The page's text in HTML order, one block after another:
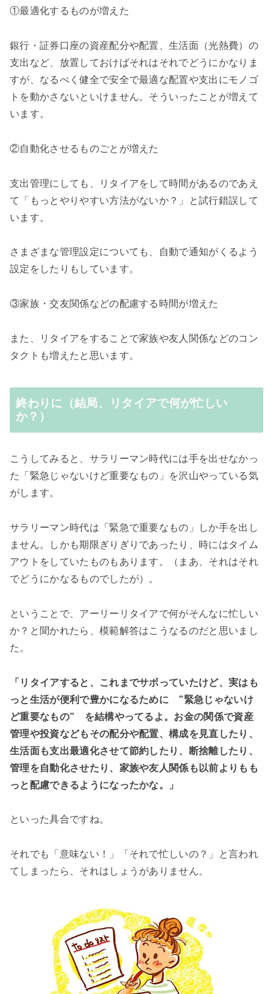
①最適化するものが増えた
銀行・証券口座の資産配分や配置、生活面（光熱費）の
支出など、放置しておけばそれはそれでどうにかなりま
すが、なるべく健全で安全で最適な配置や支出にモノゴ
トを動かさないといけません。そういったことが増えて
います。
②自動化させるものごとが増えた
支出管理にしても、リタイアをして時間があるのであえ
て「もっとやりやすい方法がないか？」と試行錯誤して
います。
さまざまな管理設定についても、自動で通知がくるよう
設定をしたりもしています。
③家族・交友関係などの配慮する時間が増えた
また、リタイアをすることで家族や友人関係などのコン
タクトも増えたと思います。
終わりに（結局、リタイアで何が忙しい
か？）
こうしてみると、サラリーマン時代には手を出せなかっ
た「緊急じゃないけど重要なもの」を沢山やっている気
がします。
サラリーマン時代は「緊急で重要なもの」しか手を出し
ません。しかも期限ぎりぎりであったり、時にはタイム
アウトをしていたものもあります。（まあ、それはそれ
でどうにかなるものでしたが）。
ということで、アーリーリタイアで何がそんなに忙しい
か？と聞かれたら、模範解答はこうなるのだと思いまし
た。
「リタイアすると、これまでサボっていたけど、実はも
っと生活が便利で豊かになるために ”緊急じゃないけ
ど重要なもの” を結構やってるよ。お金の関係で資産
管理や投資などもその配分や配置、構成を見直したり、
生活面も支出最適化させて節約したり、断捨離したり、
管理を自動化させたり、家族や友人関係も以前よりもも
っと配慮できるようになったかな。」
といった具合ですね。
それでも「意味ない！」「それで忙しいの？」と言われ
てしまったら、それはしょうがありません。